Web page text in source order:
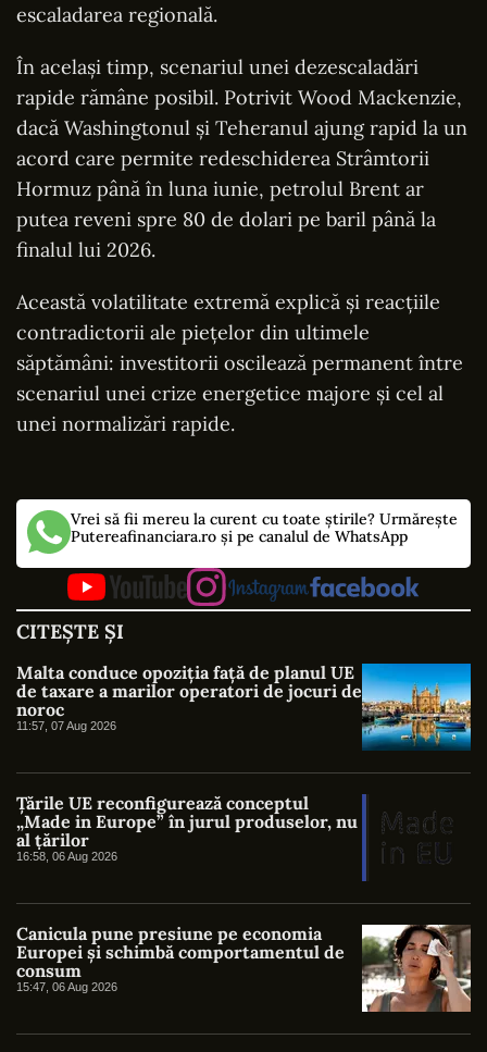
escaladarea regională.
În același timp, scenariul unei dezescaladări
rapide rămâne posibil. Potrivit Wood Mackenzie,
dacă Washingtonul și Teheranul ajung rapid la un
acord care permite redeschiderea Strâmtorii
Hormuz până în luna iunie, petrolul Brent ar
putea reveni spre 80 de dolari pe baril până la
finalul lui 2026.
Această volatilitate extremă explică și reacțiile
contradictorii ale piețelor din ultimele
săptămâni: investitorii oscilează permanent între
scenariul unei crize energetice majore și cel al
unei normalizări rapide.
Vrei să fii mereu la curent cu toate știrile? Urmărește
Putereafinanciara.ro și pe canalul de WhatsApp
CITEȘTE ȘI
Malta conduce opoziția față de planul UE
de taxare a marilor operatori de jocuri de
noroc
11:57, 07 Aug 2026
Țările UE reconfigurează conceptul
„Made in Europe” în jurul produselor, nu
al țărilor
16:58, 06 Aug 2026
Canicula pune presiune pe economia
Europei și schimbă comportamentul de
consum
15:47, 06 Aug 2026